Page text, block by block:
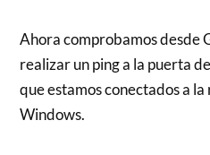
Ahora comprobamos desde
realizar un ping a la puerta
que estamos conectados a
Windows.